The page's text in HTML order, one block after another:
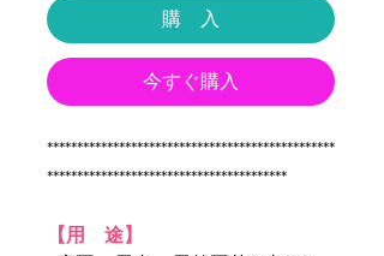
購 入
今すぐ購入
************************************************
****************************************
【用 途】